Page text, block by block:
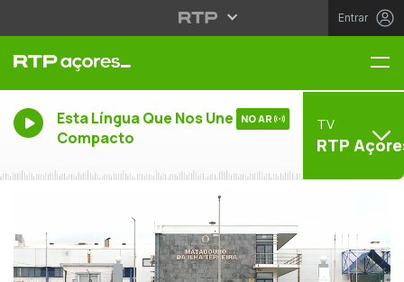
Entrar
Esta Língua Que Nos Une -
Compacto
NO AR TV
RTP